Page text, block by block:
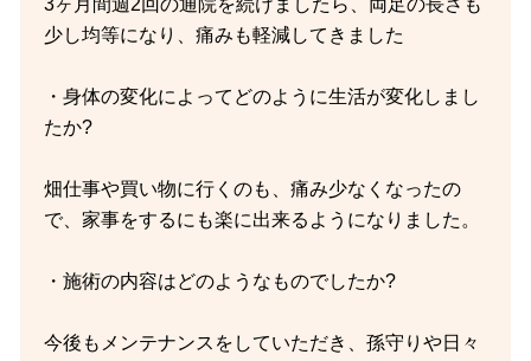
少し均等になり、痛みも軽減してきました
・身体の変化によってどのように生活が変化しまし
たか?
畑仕事や買い物に行くのも、痛み少なくなったの
で、家事をするにも楽に出来るようになりました。
・施術の内容はどのようなものでしたか?
今後もメンテナンスをしていただき、孫守りや日々